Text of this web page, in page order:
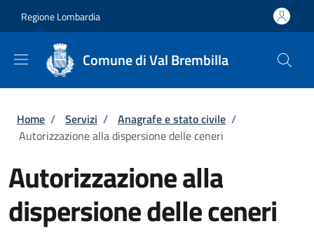
Regione Lombardia
Comune di Val Brembilla
Briciole di pane
Home / Servizi / Anagrafe e stato civile /
Autorizzazione alla dispersione delle ceneri
Autorizzazione alla
dispersione delle ceneri